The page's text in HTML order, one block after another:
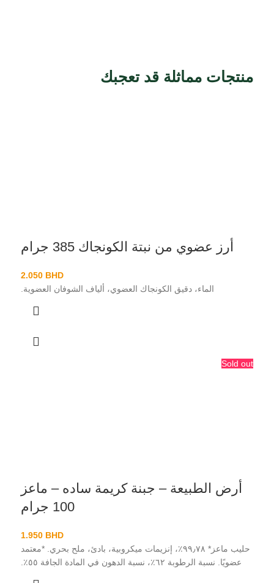
منتجات مماثلة قد تعجبك
أرز عضوي من نبتة الكونجاك 385 جرام
2.050 BHD
الماء، دقيق الكونجاك العضوي، ألياف الشوفان العضوية.
Sold out
أرض الطبيعة – جبنة كريمة ساده – ماعز
100 جرام
1.950 BHD
حليب ماعز* ٩٩٫٧٨٪، إنزيمات ميكروبية، بادئ، ملح بحري. *معتمد
عضويًا. نسبة الرطوبة ٦٢٪، نسبة الدهون في المادة الجافة ٥٥٪.